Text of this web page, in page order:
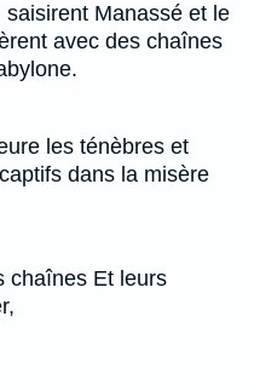
saisirent Manassé et le
avec des chaînes
les ténèbres et
dans la misère
chaînes Et leurs